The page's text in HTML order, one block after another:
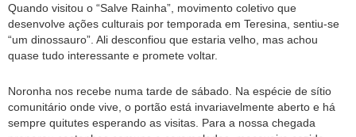
Quando visitou o “Salve Rainha”, movimento coletivo que
desenvolve ações culturais por temporada em Teresina, sentiu-se
“um dinossauro”. Ali desconfiou que estaria velho, mas achou
quase tudo interessante e promete voltar.
Noronha nos recebe numa tarde de sábado. Na espécie de sítio
comunitário onde vive, o portão está invariavelmente aberto e há
sempre quitutes esperando as visitas. Para a nossa chegada